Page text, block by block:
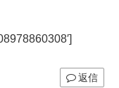
返信